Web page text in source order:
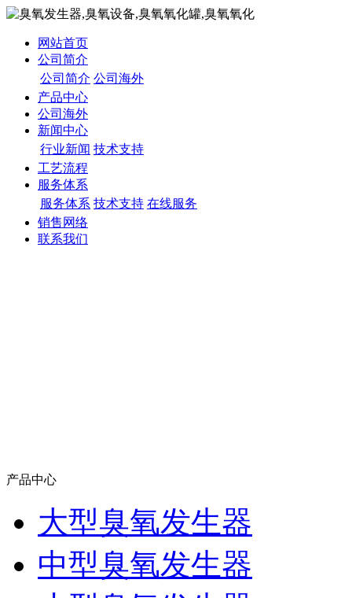
网站首页
公司简介
公司简介 公司海外
产品中心
公司海外
新闻中心
行业新闻 技术支持
工艺流程
服务体系
服务体系 技术支持 在线服务
销售网络
联系我们
产品中心
大型臭氧发生器
中型臭氧发生器